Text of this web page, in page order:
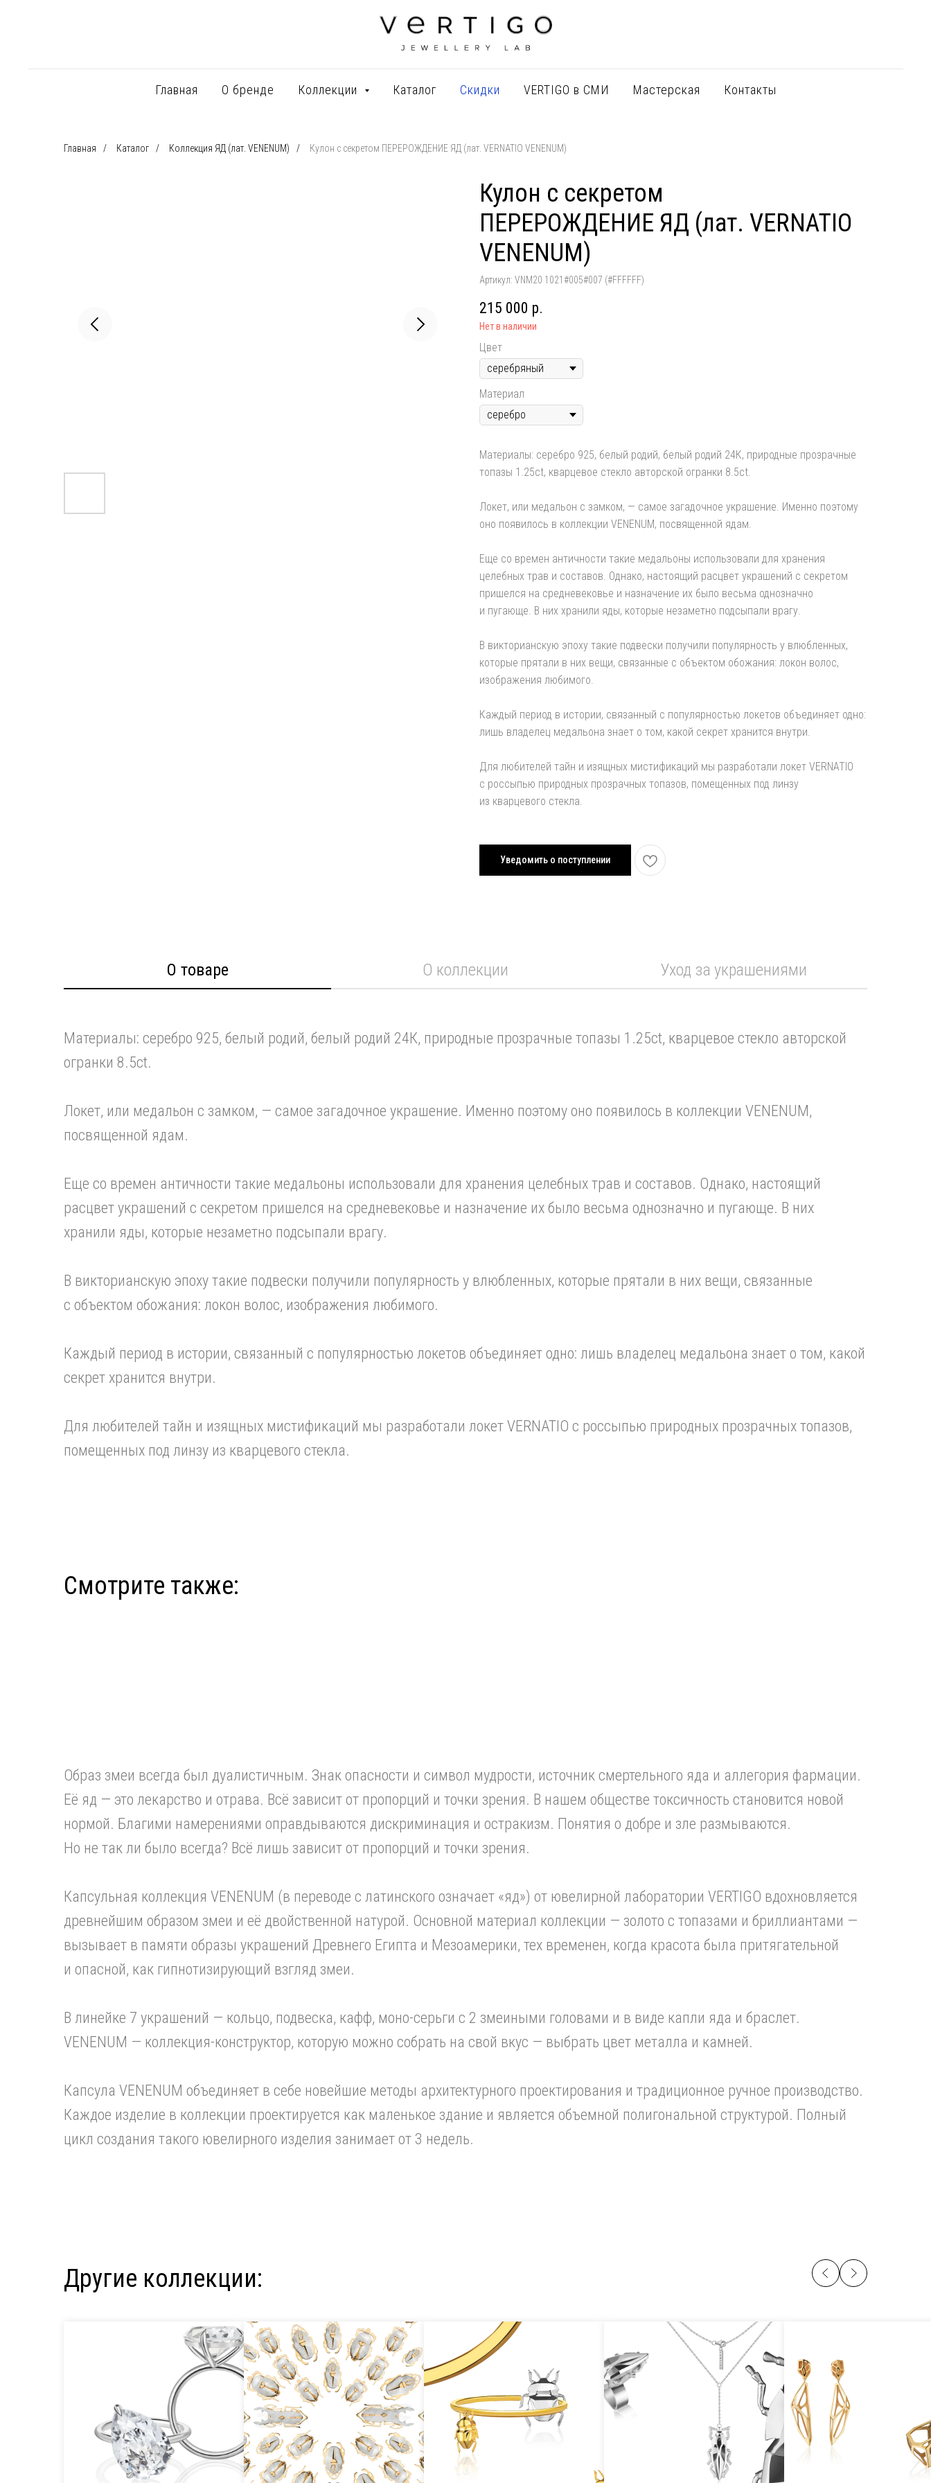
Главная О бренде Коллекции Каталог Скидки VERTIGO в СМИ Мастерская Контакты
Главная / Каталог / Коллекция ЯД (лат. VENENUM) / Кулон с секретом ПЕРЕРОЖДЕНИЕ ЯД (лат. VERNATIO VENENUM)
Кулон с секретом
ПЕРЕРОЖДЕНИЕ ЯД (лат. VERNATIO
VENENUM)
Артикул: VNM20 1021#005#007 (#FFFFFF)
215 000 р.
Нет в наличии
Цвет
Материал
Материалы: серебро 925, белый родий, белый родий 24К, природные прозрачные
топазы 1.25ct, кварцевое стекло авторской огранки 8.5сt.
Локет, или медальон с замком, — самое загадочное украшение. Именно поэтому
оно появилось в коллекции VENENUM, посвященной ядам.
Еще со времен античности такие медальоны использовали для хранения
целебных трав и составов. Однако, настоящий расцвет украшений с секретом
пришелся на средневековье и назначение их было весьма однозначно
и пугающе. В них хранили яды, которые незаметно подсыпали врагу.
В викторианскую эпоху такие подвески получили популярность у влюбленных,
которые прятали в них вещи, связанные с объектом обожания: локон волос,
изображения любимого.
Каждый период в истории, связанный с популярностью локетов объединяет одно:
лишь владелец медальона знает о том, какой секрет хранится внутри.
Для любителей тайн и изящных мистификаций мы разработали локет VERNATIO
с россыпью природных прозрачных топазов, помещенных под линзу
из кварцевого стекла.
Уведомить о поступлении
О товаре О коллекции Уход за украшениями
Материалы: серебро 925, белый родий, белый родий 24К, природные прозрачные топазы 1.25ct, кварцевое стекло авторской
огранки 8.5сt.
Локет, или медальон с замком, — самое загадочное украшение. Именно поэтому оно появилось в коллекции VENENUM,
посвященной ядам.
Еще со времен античности такие медальоны использовали для хранения целебных трав и составов. Однако, настоящий
расцвет украшений с секретом пришелся на средневековье и назначение их было весьма однозначно и пугающе. В них
хранили яды, которые незаметно подсыпали врагу.
В викторианскую эпоху такие подвески получили популярность у влюбленных, которые прятали в них вещи, связанные
с объектом обожания: локон волос, изображения любимого.
Каждый период в истории, связанный с популярностью локетов объединяет одно: лишь владелец медальона знает о том, какой
секрет хранится внутри.
Для любителей тайн и изящных мистификаций мы разработали локет VERNATIO с россыпью природных прозрачных топазов,
помещенных под линзу из кварцевого стекла.
Смотрите также:
Образ змеи всегда был дуалистичным. Знак опасности и символ мудрости, источник смертельного яда и аллегория фармации.
Её яд — это лекарство и отрава. Всё зависит от пропорций и точки зрения. В нашем обществе токсичность становится новой
нормой. Благими намерениями оправдываются дискриминация и остракизм. Понятия о добре и зле размываются.
Но не так ли было всегда? Всё лишь зависит от пропорций и точки зрения.
Капсульная коллекция VENENUM (в переводе с латинского означает «яд») от ювелирной лаборатории VERTIGO вдохновляется
древнейшим образом змеи и её двойственной натурой. Основной материал коллекции — золото с топазами и бриллиантами —
вызывает в памяти образы украшений Древнего Египта и Мезоамерики, тех временен, когда красота была притягательной
и опасной, как гипнотизирующий взгляд змеи.
В линейке 7 украшений — кольцо, подвеска, кафф, моно-серьги с 2 змеиными головами и в виде капли яда и браслет.
VENENUM — коллекция-конструктор, которую можно собрать на свой вкус — выбрать цвет металла и камней.
Капсула VENENUM объединяет в себе новейшие методы архитектурного проектирования и традиционное ручное производство.
Каждое изделие в коллекции проектируется как маленькое здание и является объемной полигональной структурой. Полный
цикл создания такого ювелирного изделия занимает от 3 недель.
Другие коллекции: